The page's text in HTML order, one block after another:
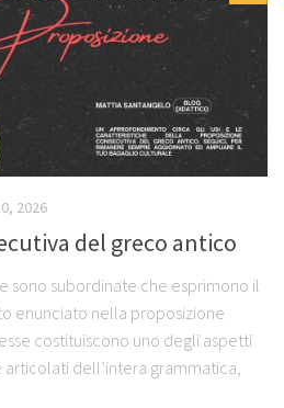
2026
del greco antico
sono subordinate che esprimono il
enunciato nella proposizione
costituiscono uno degli aspetti
dell’intera grammatica,